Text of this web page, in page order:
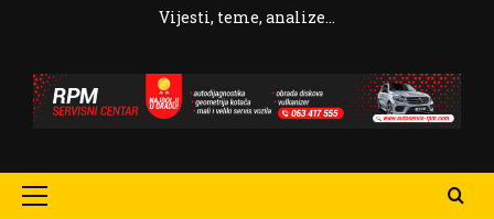
Vijesti, teme, analize…
Primary